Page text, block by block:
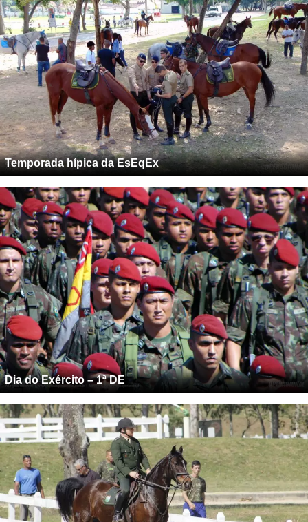
Temporada hípica da EsEqEx
Dia do Exército – 1ª DE